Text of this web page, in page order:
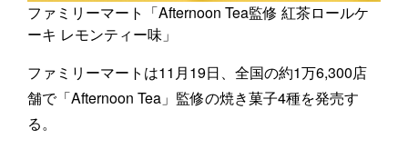
ファミリーマート「Afternoon Tea監修 紅茶ロールケ
ーキ レモンティー味」
ファミリーマートは11月19日、全国の約1万6,300店
舗で「Afternoon Tea」監修の焼き菓子4種を発売す
る。